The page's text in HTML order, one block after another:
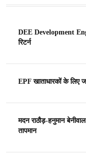
DEE Development
रिटर्न
EPF खाताधारकों के लिए
मदन राठौड़-हनुमान
तापमान